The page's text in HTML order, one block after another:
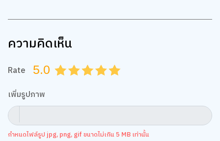
ความคิดเห็น
Rate 5.0 4.5
4.0
3.5
3.0
2.5
2.0
1.5
1.0
0.5
เพิ่มรูปภาพ
กำหนดไฟล์รูป jpg, png, gif ขนาดไม่เกิน 5 MB เท่านั้น